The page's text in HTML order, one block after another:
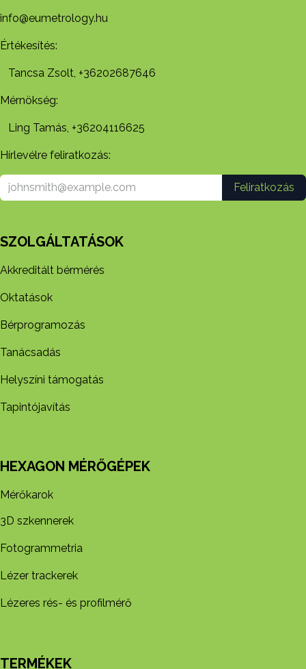
info@eumetrology.hu
Értékesítés:
Tancsa Zsolt, +36202687646
Mérnökség:
Ling Tamás, +36204116625
Hírlevélre feliratkozás:
Feliratkozás
SZOLGÁLTATÁSOK
Akkreditált bérmérés
Oktatások
Bérprogramozás
Tanácsadás
Helyszíni támogatás
Tapintójavítás
HEXAGON MÉRŐGÉPEK
Mérőkarok
3D szkennerek
Fotogrammetria
Lézer trackerek
Lézeres rés- és profilmérő
TERMÉKEK